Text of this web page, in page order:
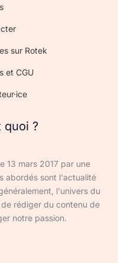
sur Rotek
et CGU
quoi ?
13 mars 2017 par une
abordés sont l'actualité
l'univers du
rédiger du contenu de
notre passion.